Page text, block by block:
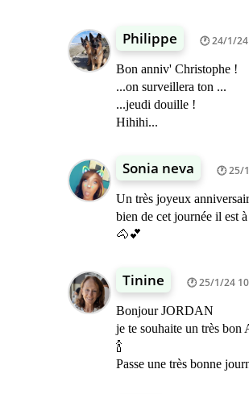
Philippe 24/1/
Bon anniv' Christophe !
...on surveillera ton ...
...jeudi douille !
Hihihi...
Sonia neva 25/
Un très joyeux
bien de cet journée il est
🐴💕
Tinine 25/1/24
Bonjour JORDAN
je te souhaite un très bon
🍾
Passe une très bonne